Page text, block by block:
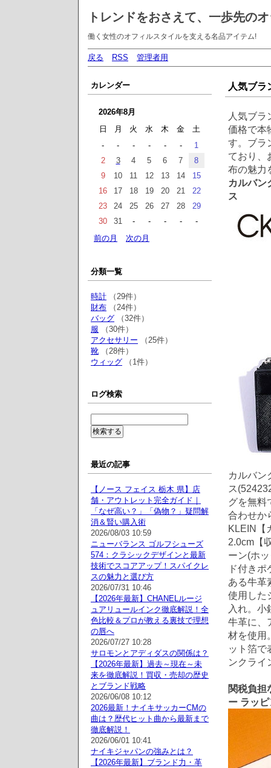
トレンドをおさえて、一歩先の
働く女性のオフィルスタイルを支える名品アイテム!
戻る RSS 管理者用
人気ブラ
人気ブラ
価格で本
す。ブラ
ており、
布の魅力
カルバン
ス
カルバン
ス
グを無料
合わせか
KLEIN【
2.0cm【
ーン(ホ
ド付き
ある牛革
使用した
入れ。小
牛革に、
材を使用
ット箔で
ンクライ
関税負担
ー ラッ
カレンダー
2026年8月
日
月 火 水 木 金
土
-
- - - - -
1
2
3 4 5 6 7
8
9
10 11 12 13 14
15
16
17 18 19 20 21
22
23
24 25 26 27 28
29
30
31 - - - -
-
前の月
次の月
分類一覧
時計 （29件）
財布 （24件）
バッグ （32件）
服 （30件）
アクセサリー （25件）
靴 （28件）
ウィッグ （1件）
ログ検索
最近の記事
【ノース フェイス 栃木 県】店
舗・アウトレット完全ガイド｜
「なぜ高い？」「偽物？」疑問解
消＆賢い購入術
2026/08/03 10:59
ニューバランス ゴルフシューズ
574：クラシックデザインと最新
技術でスコアアップ！スパイクレ
スの魅力と選び方
2026/07/31 10:46
【2026年最新】CHANELルージ
ュアリュールインク徹底解説！全
色比較＆プロが教える裏技で理想
の唇へ
2026/07/27 10:28
サロモンとアディダスの関係は？
【2026年最新】過去～現在～未
来を徹底解説！買収・売却の歴史
とブランド戦略
2026/06/08 10:12
2026最新！ナイキサッカーCMの
曲は？歴代ヒット曲から最新まで
徹底解説！
2026/06/01 10:41
ナイキジャパンの強みとは？
【2026年最新】ブランド力・革